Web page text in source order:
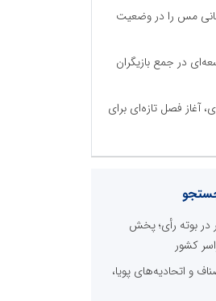
مس را در وضعیت
پروژه توسعه‌ای در جمع بازیگران
آغاز فصل تازه‌ای برای
سال ۱۴۰۴ کالبر در بوته رأی؛ پخش
کشور
و اتحادیه‌های پویا،